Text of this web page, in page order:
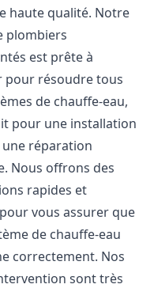
haute qualité. Notre
plombiers
est prête à
pour résoudre tous
de chauffe-eau,
pour une installation
une réparation
Nous offrons des
rapides et
vous assurer que
de chauffe-eau
correctement. Nos
sont très